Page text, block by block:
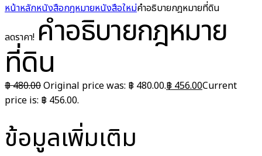
หน้าหลักหนังสือกฎหมายหนังสือใหม่คำอธิบายกฎหมายที่ดิน
ลดราคา! คำอธิบายกฎหมาย
ที่ดิน
฿480.00Original price was: ฿ 480.00.฿ 456.00Current
price is: ฿ 456.00.
ข้อมูลเพิ่มเติม